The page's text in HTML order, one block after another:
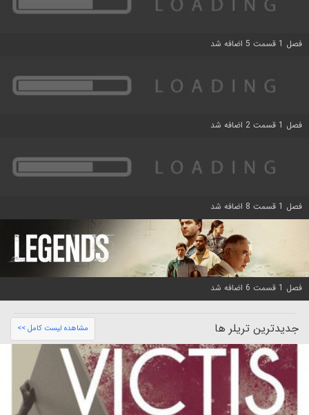
فصل 1 قسمت 5 اضافه شد
فصل 1 قسمت 2 اضافه شد
فصل 1 قسمت 8 اضافه شد
فصل 1 قسمت 6 اضافه شد
جدیدترین تریلر ها مشاهده لیست کامل >>